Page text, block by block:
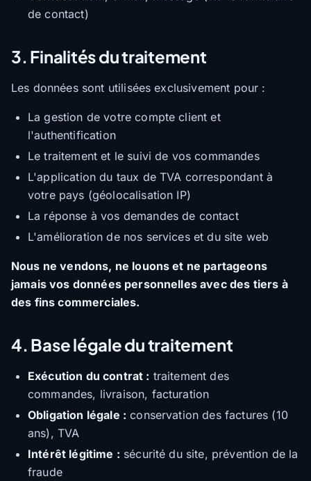
de contact)
3. Finalités du traitement
Les données sont utilisées exclusivement pour :
La gestion de votre compte client et
l'authentification
Le traitement et le suivi de vos commandes
L'application du taux de TVA correspondant à
votre pays (géolocalisation IP)
La réponse à vos demandes de contact
L'amélioration de nos services et du site web
Nous ne vendons, ne louons et ne partageons
jamais vos données personnelles avec des tiers à
des fins commerciales.
4. Base légale du traitement
Exécution du contrat : traitement des
commandes, livraison, facturation
Obligation légale : conservation des factures (10
ans), TVA
Intérêt légitime : sécurité du site, prévention de la
fraude